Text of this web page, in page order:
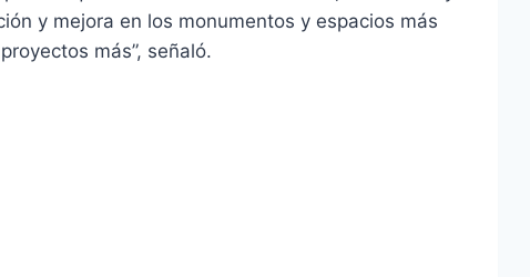
y mejora en los monumentos y espacios más
más”, señaló.